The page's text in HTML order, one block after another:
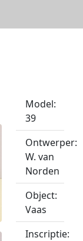
Model:
39
Ontwerper:
W. van
Norden
Object:
Vaas
Inscriptie: